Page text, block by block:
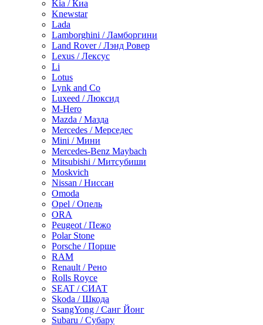
Kia / Киа
Knewstar
Lada
Lamborghini / Ламборгини
Land Rover / Лэнд Ровер
Lexus / Лексус
Li
Lotus
Lynk and Co
Luxeed / Люксид
M-Hero
Mazda / Мазда
Mercedes / Мерседес
Mini / Мини
Mercedes-Benz Maybach
Mitsubishi / Митсубиши
Moskvich
Nissan / Ниссан
Omoda
Opel / Опель
ORA
Peugeot / Пежо
Polar Stone
Porsche / Порше
RAM
Renault / Рено
Rolls Royce
SEAT / СИАТ
Skoda / Шкода
SsangYong / Санг Йонг
Subaru / Субару